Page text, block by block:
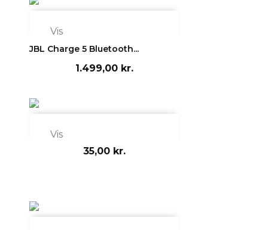
Vis
JBL Charge 5 Bluetooth...
1.499,00 kr.
Vis
35,00 kr.